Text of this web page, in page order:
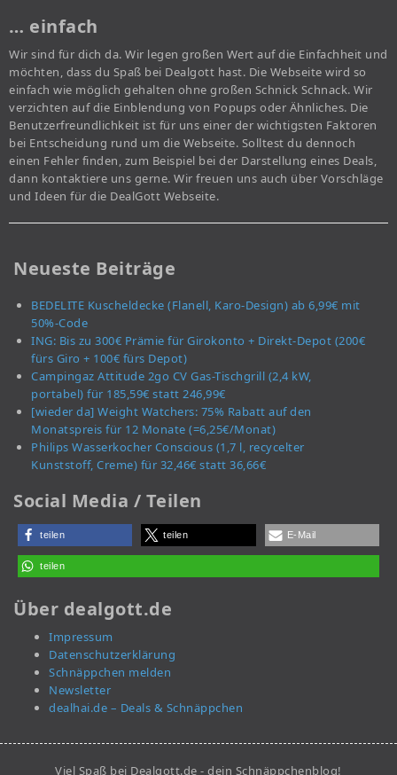
… einfach
Wir sind für dich da. Wir legen großen Wert auf die Einfachheit und
möchten, dass du Spaß bei Dealgott hast. Die Webseite wird so
einfach wie möglich gehalten ohne großen Schnick Schnack. Wir
verzichten auf die Einblendung von Popups oder Ähnliches. Die
Benutzerfreundlichkeit ist für uns einer der wichtigsten Faktoren
bei Entscheidung rund um die Webseite. Solltest du dennoch
einen Fehler finden, zum Beispiel bei der Darstellung eines Deals,
dann kontaktiere uns gerne. Wir freuen uns auch über Vorschläge
und Ideen für die DealGott Webseite.
Neueste Beiträge
BEDELITE Kuscheldecke (Flanell, Karo-Design) ab 6,99€ mit
50%-Code
ING: Bis zu 300€ Prämie für Girokonto + Direkt-Depot (200€
fürs Giro + 100€ fürs Depot)
Campingaz Attitude 2go CV Gas-Tischgrill (2,4 kW,
portabel) für 185,59€ statt 246,99€
[wieder da] Weight Watchers: 75% Rabatt auf den
Monatspreis für 12 Monate (=6,25€/Monat)
Philips Wasserkocher Conscious (1,7 l, recycelter
Kunststoff, Creme) für 32,46€ statt 36,66€
Social Media / Teilen
teilen teilen E-Mail
teilen
Über dealgott.de
Impressum
Datenschutzerklärung
Schnäppchen melden
Newsletter
dealhai.de – Deals & Schnäppchen
Viel Spaß bei Dealgott.de - dein Schnäppchenblog!